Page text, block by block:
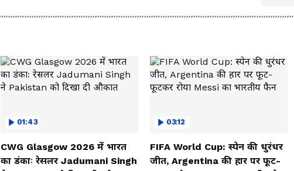
01:43
CWG Glasgow 2026 में भारत
का डंकाः रेसलर Jadumani Singh
03:12
FIFA World Cup: स्पेन की धुरंधर
जीत, Argentina की हार पर फूट-